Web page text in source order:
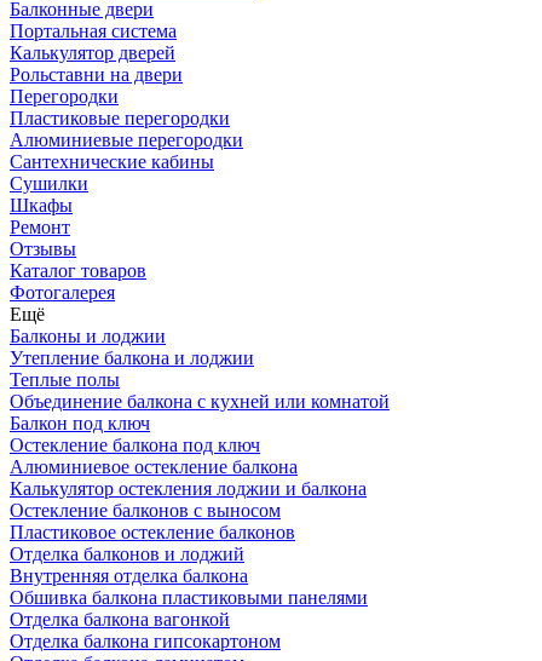
Балконные двери
Портальная система
Калькулятор дверей
Рольставни на двери
Перегородки
Пластиковые перегородки
Алюминиевые перегородки
Сантехнические кабины
Сушилки
Шкафы
Ремонт
Отзывы
Каталог товаров
Фотогалерея
Ещё
Балконы и лоджии
Утепление балкона и лоджии
Теплые полы
Объединение балкона с кухней или комнатой
Балкон под ключ
Остекление балкона под ключ
Алюминиевое остекление балкона
Калькулятор остекления лоджии и балкона
Остекление балконов с выносом
Пластиковое остекление балконов
Отделка балконов и лоджий
Внутренняя отделка балкона
Обшивка балкона пластиковыми панелями
Отделка балкона вагонкой
Отделка балкона гипсокартоном